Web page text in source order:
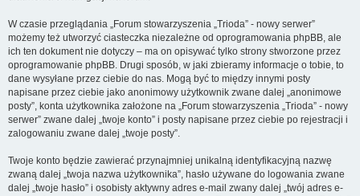
W czasie przeglądania „Forum stowarzyszenia „Trioda” - nowy serwer”
możemy też utworzyć ciasteczka niezależne od oprogramowania phpBB, ale
ich ten dokument nie dotyczy – ma on opisywać tylko strony stworzone przez
oprogramowanie phpBB. Drugi sposób, w jaki zbieramy informacje o tobie, to
dane wysyłane przez ciebie do nas. Mogą być to między innymi posty
napisane przez ciebie jako anonimowy użytkownik zwane dalej „anonimowe
posty”, konta użytkownika założone na „Forum stowarzyszenia „Trioda” - nowy
serwer” zwane dalej „twoje konto” i posty napisane przez ciebie po rejestracji i
zalogowaniu zwane dalej „twoje posty”.
Twoje konto będzie zawierać przynajmniej unikalną identyfikacyjną nazwę
zwaną dalej „twoja nazwa użytkownika”, hasło używane do logowania zwane
dalej „twoje hasło” i osobisty aktywny adres e-mail zwany dalej „twój adres e-